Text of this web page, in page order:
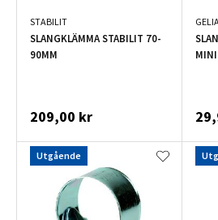
STABILIT
SLANGKLÄMMA STABILIT 70-
90MM
209,00 kr
GELIA
Utgående